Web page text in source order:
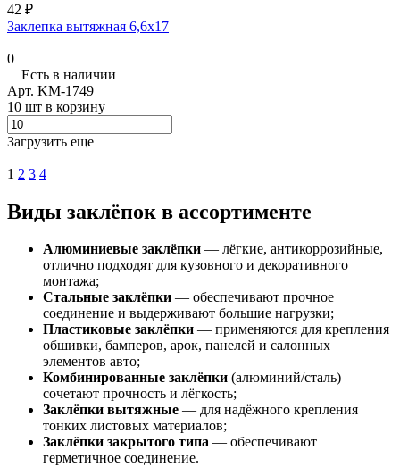
42 ₽
Заклепка вытяжная 6,6х17
0
Есть в наличии
Арт. KM-1749
10 шт в корзину
Загрузить еще
1 2 3 4
Виды заклёпок в ассортименте
Алюминиевые заклёпки — лёгкие, антикоррозийные,
отлично подходят для кузовного и декоративного
монтажа;
Стальные заклёпки — обеспечивают прочное
соединение и выдерживают большие нагрузки;
Пластиковые заклёпки — применяются для крепления
обшивки, бамперов, арок, панелей и салонных
элементов авто;
Комбинированные заклёпки (алюминий/сталь) —
сочетают прочность и лёгкость;
Заклёпки вытяжные — для надёжного крепления
тонких листовых материалов;
Заклёпки закрытого типа — обеспечивают
герметичное соединение.